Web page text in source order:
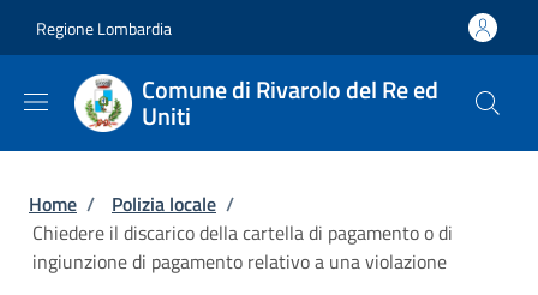
Regione Lombardia
Comune di Rivarolo del Re ed
Uniti
Briciole di pane
Home / Polizia locale /
Chiedere il discarico della cartella di pagamento o di
ingiunzione di pagamento relativo a una violazione